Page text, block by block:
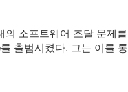
소프트웨어 조달 문제
출범시켰다. 그는 이를